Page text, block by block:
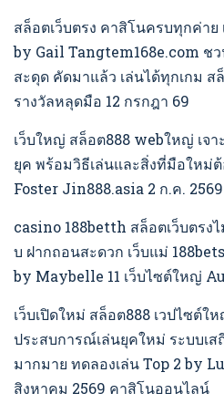
สล็อตเว็บตรง คาสิโนครบทุกค่าย
by Gail Tangtem168e.com ช
สะดุด คัดมาแล้ว เล่นได้ทุกเกม ส
รางวัลหลุดมือ 12 กรกฎา 69
เว็บใหญ่ สล็อต888 webใหญ่ เจ
ยุค พร้อมวิธีเล่นและสิ่งที่มือใหม่ต้
Foster Jin888.asia 2 ก.ค.
casino 188betth สล็อตเว็บตรง
บ ฝากถอนสะดวก เว็บแม่
by Maybelle 11 เว็บไซต์ใหญ่
เว็บเปิดใหม่ สล็อต888 เวปไซต์ใ
ประสบการณ์เล่นยุคใหม่ ระบบเส
มากมาย ทดลองเล่น Top 2 by
สิงหาคม 2569 คาสิโนออนไลน์